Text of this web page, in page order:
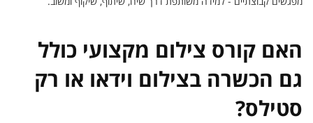
האם קורס צילום מקצועי כולל
גם הכשרה בצילום וידאו או רק
סטילס?